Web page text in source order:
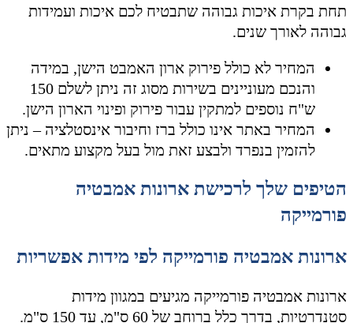
תחת בקרת איכות גבוהה שתבטיח לכם איכות ועמידות
גבוהה לאורך שנים.
המחיר לא כולל פירוק ארון האמבט הישן, במידה
והנכם מעוניינים בשירות מסוג זה ניתן לשלם 150
ש"ח נוספים למתקין עבור פירוק ופינוי הארון הישן.
המחיר באתר אינו כולל ברז וחיבור אינסטלציה – ניתן
להזמין בנפרד ולבצע זאת מול בעל מקצוע מתאים.
הטיפים שלך לרכישת ארונות אמבטיה
פורמייקה
ארונות אמבטיה פורמייקה לפי מידות אפשריות
ארונות אמבטיה פורמייקה מגיעים במגוון מידות
סטנדרטיות, בדרך כלל ברוחב של 60 ס"מ, עד 150 ס"מ.